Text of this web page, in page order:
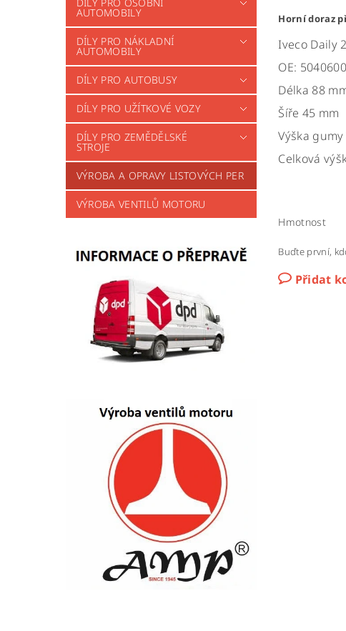
AUTOMOBILY
DÍLY PRO NÁKLADNÍ
AUTOMOBILY
DÍLY PRO AUTOBUSY
DÍLY PRO UŽÍTKOVÉ VOZY
DÍLY PRO ZEMĚDĚLSKÉ
STROJE
VÝROBA A OPRAVY LISTOVÝCH PER
VÝROBA VENTILŮ MOTORU
Horní doraz
Iveco Daily
OE:
Délka 88
Šíře 45 mm
Výška
Celková
Hmotnost
Buďte první,
Přidat